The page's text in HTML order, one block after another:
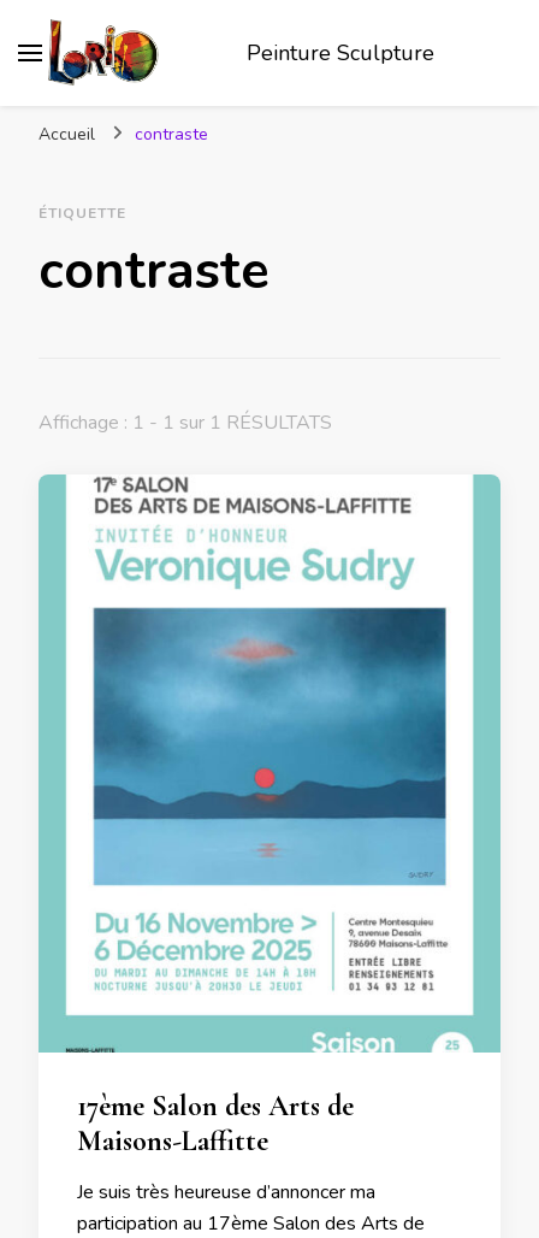
Peinture Sculpture
Accueil contraste
ÉTIQUETTE
contraste
Affichage : 1 - 1 sur 1 RÉSULTATS
17ème Salon des Arts de
Maisons-Laffitte
Je suis très heureuse d’annoncer ma
participation au 17ème Salon des Arts de